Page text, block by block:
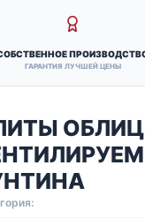
ГАРАНТИЯ ЛУЧШЕЙ ЦЕНЫ